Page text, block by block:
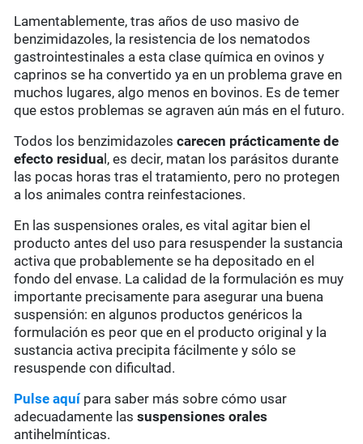
Lamentablemente, tras años de uso masivo de
benzimidazoles, la resistencia de los nematodos
gastrointestinales a esta clase química en ovinos y
caprinos se ha convertido ya en un problema grave en
muchos lugares, algo menos en bovinos. Es de temer
que estos problemas se agraven aún más en el futuro.
Todos los benzimidazolescarecen prácticamente de
efecto residua l, es decir, matan los parásitos durante
las pocas horas tras el tratamiento, pero no protegen
a los animales contra reinfestaciones.
En las suspensiones orales, es vital agitar bien el
producto antes del uso para resuspender la sustancia
activa que probablemente se ha depositado en el
fondo del envase. La calidad de la formulación es muy
importante precisamente para asegurar una buena
suspensión: en algunos productos genéricos la
formulación es peor que en el producto original y la
sustancia activa precipita fácilmente y sólo se
resuspende con dificultad.
Pulse aquí para saber más sobre cómo usar
adecuadamente lassuspensiones orales
antihelmínticas.